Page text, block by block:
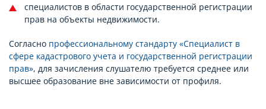
специалистов в области государственной регистрации
прав на объекты недвижимости.
Согласно профессиональному стандарту «Специалист в
сфере кадастрового учета и государственной регистрации
прав», для зачисления слушателю требуется среднее или
высшее образование вне зависимости от профиля.